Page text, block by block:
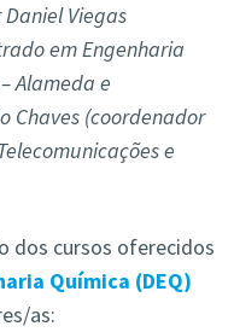
Viegas
em Engenharia
Alameda e
Chaves (coordenador
e
dos cursos oferecidos
Química (DEQ)
as: